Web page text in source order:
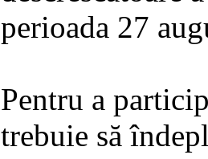
perioada 27
Pentru a
trebuie să